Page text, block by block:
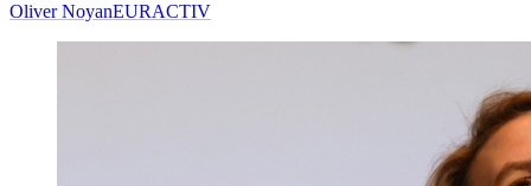
Oliver NoyanEURACTIV